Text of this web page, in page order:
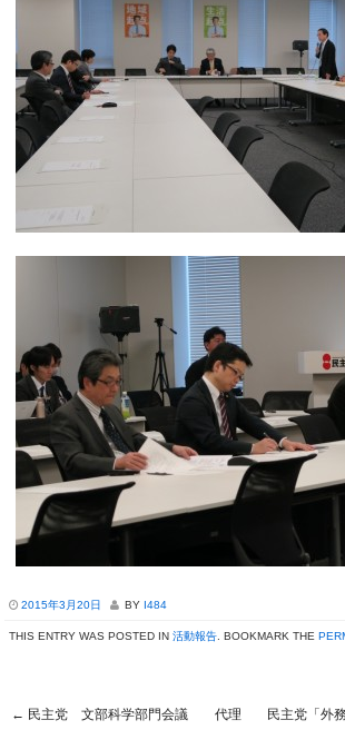
2015年3月20日 BY I484
THIS ENTRY WAS POSTED IN 活動報告 . BOOKMARK THE
← 民主党 文部科学部門会議 代理
民主党「外